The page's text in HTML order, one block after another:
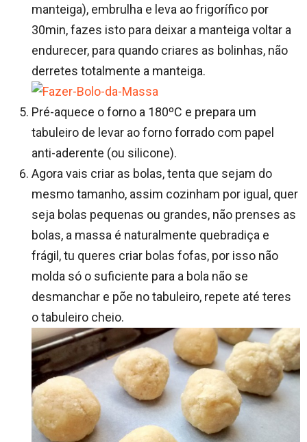
manteiga), embrulha e leva ao frigorífico por
30min, fazes isto para deixar a manteiga voltar a
endurecer, para quando criares as bolinhas, não
derretes totalmente a manteiga.
Pré-aquece o forno a 180ºC e prepara um
tabuleiro de levar ao forno forrado com papel
anti-aderente (ou silicone).
Agora vais criar as bolas, tenta que sejam do
mesmo tamanho, assim cozinham por igual, quer
seja bolas pequenas ou grandes, não prenses as
bolas, a massa é naturalmente quebradiça e
frágil, tu queres criar bolas fofas, por isso não
molda só o suficiente para a bola não se
desmanchar e põe no tabuleiro, repete até teres
o tabuleiro cheio.